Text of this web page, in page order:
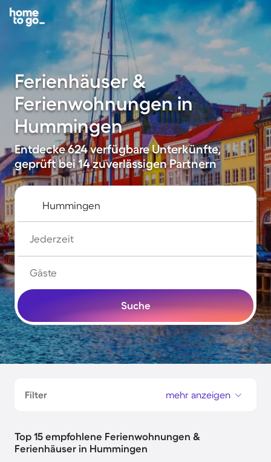
Ferienhäuser &
Ferienwohnungen in
Hummingen
Entdecke 624 verfügbare Unterkünfte,
geprüft bei 14 zuverlässigen Partnern
Jederzeit
Gäste
Suche
Filter mehr anzeigen
Top 15 empfohlene Ferienwohnungen &
Ferienhäuser in Hummingen